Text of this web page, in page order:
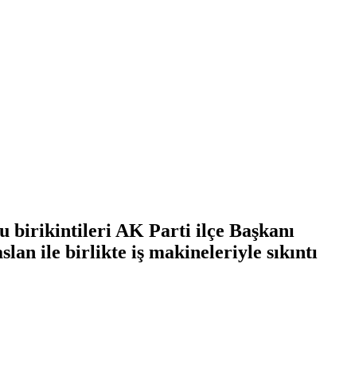
birikintileri AK Parti ilçe Başkanı
ile birlikte iş makineleriyle sıkıntı